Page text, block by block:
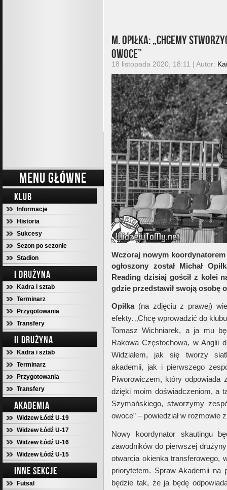
MENU GŁÓWNE
KLUB
Informacje
Historia
Sukcesy
Sezon po sezonie
Stadion
I DRUŻYNA
Kadra i sztab
Terminarz
Przygotowania
Transfery
II DRUŻYNA
Kadra i sztab
Terminarz
Przygotowania
Transfery
AKADEMIA
Widzew Łódź U-19
Widzew Łódź U-17
Widzew Łódź U-16
Widzew Łódź U-15
INNE SEKCJE
Futsal
M. Opiłka: „Chcemy
owoce”
18 listopada 2020, 18:11 | Autor:
Wczoraj nowym
ogłoszony został Michał
Reading dzisiaj gościł z kolei
gdzie przedstawił swoją osobę
Opiłka(na zdjęciu z prawej)
efekty. „Chcę wprowadzić do
Tomasz Wichniarek, a ja mu
Rakowa Częstochowa, w Anglii
Widziałem, jak się tworzy
akademii, jak i pierwszego
Piworowiczem, który
dzięki moim doświadczeniom, a
Szymańskiego, stworzymy
owoce” – powiedział w rozmowie
Nowy koordynator skautingu
zawodników do pierwszej
otwarcia okienka transferowego,
priorytetem. Spraw Akademii na
będzie tak, że ja będę